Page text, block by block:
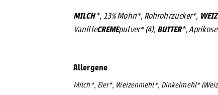
MILCH*, 13 % Mohn*, Rohrohrzucker*,
VanilleCREMEpulver* (4), BUTTER*,
Allergene
Milch*, Eier*, Weizenmehl*, Dinkelmehl*